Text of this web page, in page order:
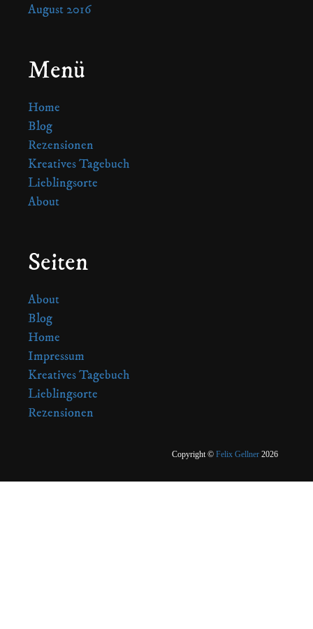
August 2016
Menü
Home
Blog
Rezensionen
Kreatives Tagebuch
Lieblingsorte
About
Seiten
About
Blog
Home
Impressum
Kreatives Tagebuch
Lieblingsorte
Rezensionen
Copyright © Felix Gellner 2026